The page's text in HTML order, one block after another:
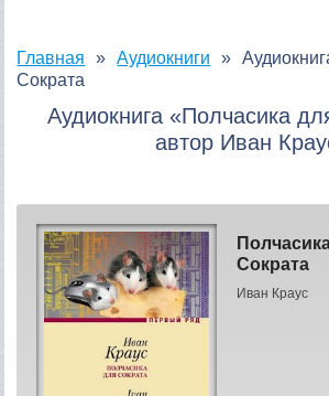
Главная Аудиокниги
Сократа
Аудиокнига «Полчасика
автор Иван
Сократа
Иван Краус